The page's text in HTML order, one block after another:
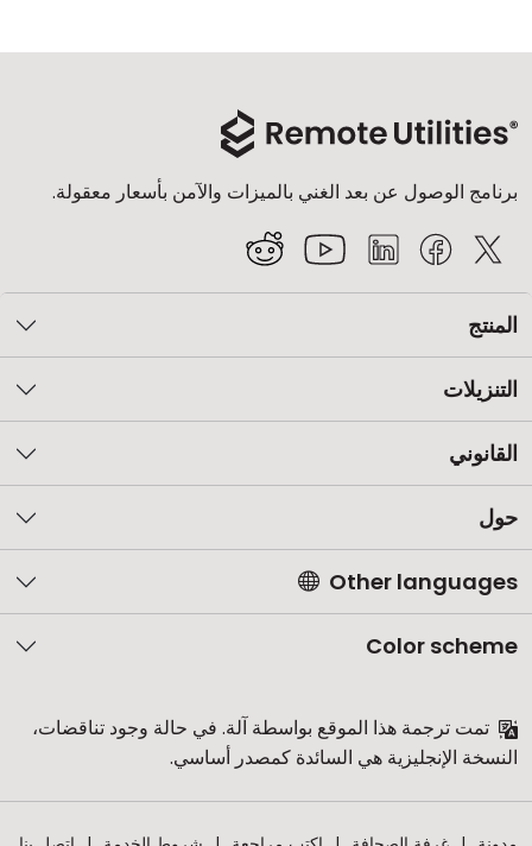
برنامج الوصول عن بعد الغني بالميزات والآمن بأسعار معقولة.
المنتج
التنزيلات
القانوني
حول
Other languages
Color scheme
تمت ترجمة هذا الموقع بواسطة آلة. في حالة وجود تناقضات،
النسخة الإنجليزية هي السائدة كمصدر أساسي.